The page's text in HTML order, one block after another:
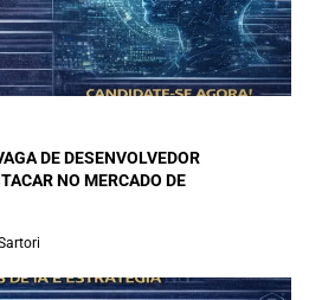
DE DESENVOLVEDOR
NO MERCADO DE